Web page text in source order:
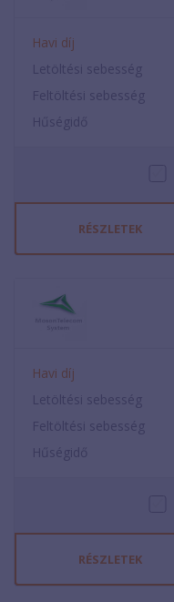
Havi díj
Letöltési sebesség
Feltöltési sebesség
Hűségidő
RÉSZLETEK
Havi díj
Letöltési sebesség
Feltöltési sebesség
Hűségidő
RÉSZLETEK